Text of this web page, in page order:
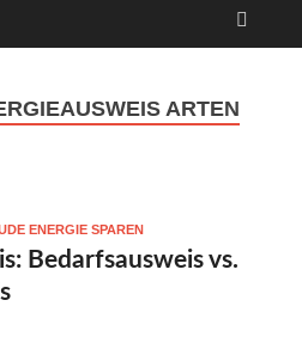
ARTEN
ENERGIE SPAREN
Bedarfsausweis vs.